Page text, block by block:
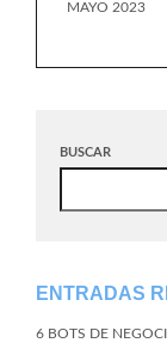
MAYO 2023
BUSCAR
ENTRADAS
6 BOTS DE